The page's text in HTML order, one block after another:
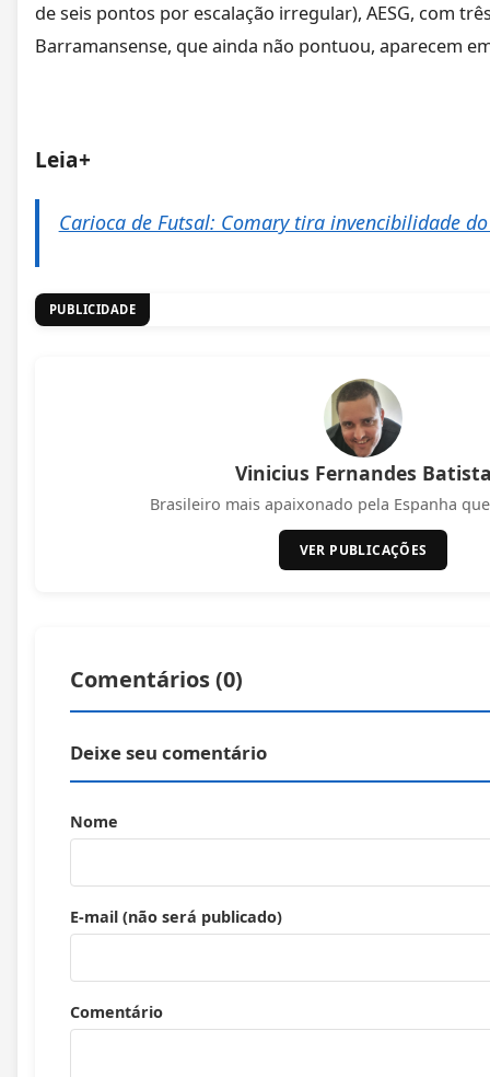
de seis pontos por escalação irregular), AESG, com
Barramansense, que ainda não pontuou, aparecem
Leia+
Carioca de Futsal: Comary tira invencibilidade do
PUBLICIDADE
Vinicius Fernandes
Brasileiro mais apaixonado pela Espanha
VER PUBLICAÇÕES
Comentários (0)
Deixe seu comentário
Nome
E-mail (não será publicado)
Comentário